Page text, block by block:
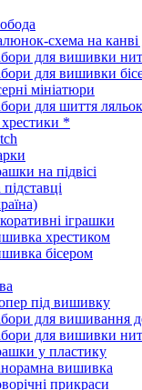
схема на
для вишивки
для вишивки
мініатюри
для шиття ляльок
*
на підвісі
іграшки
хрестиком
бісером
під вишивку
для вишивання
для вишивки
у пластику
вишивка
прикраси